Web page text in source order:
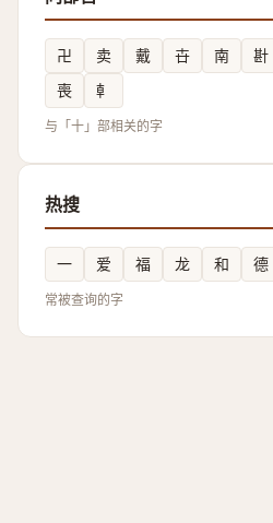
卍 卖 戴 卋 南 卙
喪
龺
与「十」部相关的字
热搜
一 爱 福 龙 和 德
常被查询的字